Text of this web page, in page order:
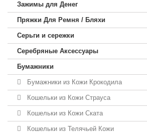
Зажимы для Денег
Пряжки Для Ремня / Бляхи
Серьги и сережки
Серебряные Аксессуары
Бумажники
Бумажники из Кожи Крокодила
Кошельки из Кожи Страуса
Кошельки из Кожи Ската
Кошельки из Телячьей Кожи